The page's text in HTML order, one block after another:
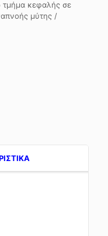
τμήμα κεφαλής σε
μύτης /